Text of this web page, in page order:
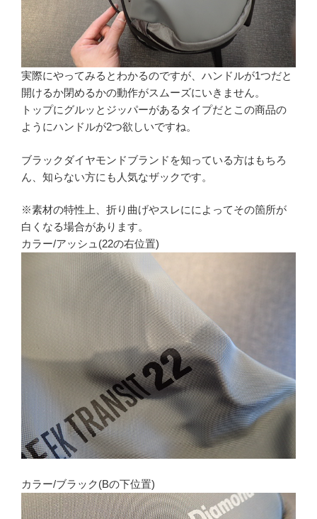
実際にやってみるとわかるのですが、ハンドルが1つだと
開けるか閉めるかの動作がスムーズにいきません。
トップにグルッとジッパーがあるタイプだとこの商品の
ようにハンドルが2つ欲しいですね。
ブラックダイヤモンドブランドを知っている方はもちろ
ん、知らない方にも人気なザックです。
※素材の特性上、折り曲げやスレにによってその箇所が
白くなる場合があります。
カラー/アッシュ(22の右位置)
カラー/ブラック(Bの下位置)